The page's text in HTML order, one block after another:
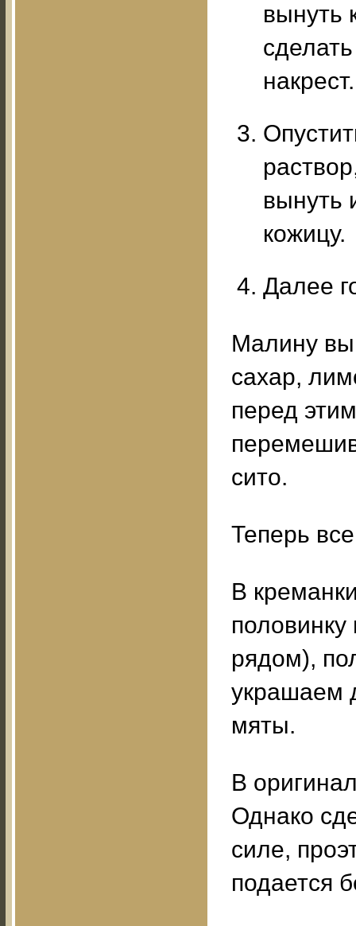
вынуть
накрест.
вынуть
кожицу.
Далее
Малину
сахар,
перед
сито.
Теперь
В
рядом),
украшаем
мяты.
В
Однако
силе,
подается